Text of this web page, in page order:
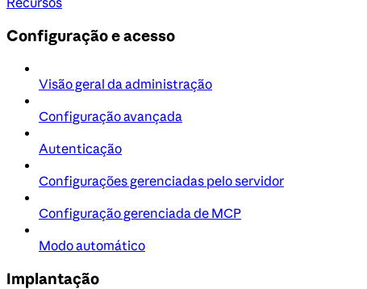
Configuração e acesso
Visão geral da administração
Configuração avançada
Autenticação
Configurações gerenciadas pelo servidor
Configuração gerenciada de MCP
Modo automático
Implantação